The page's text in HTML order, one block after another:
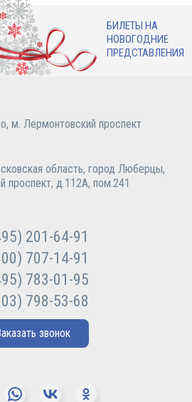
БИЛЕТЫ НА
НОВОГОДНИЕ
ПРЕДСТАВЛЕНИЯ
м. Лермонтовский проспект
область, город Люберцы,
проспект, д.112А, пом.241
201-64-91
707-14-91
783-01-95
798-53-68
звонок